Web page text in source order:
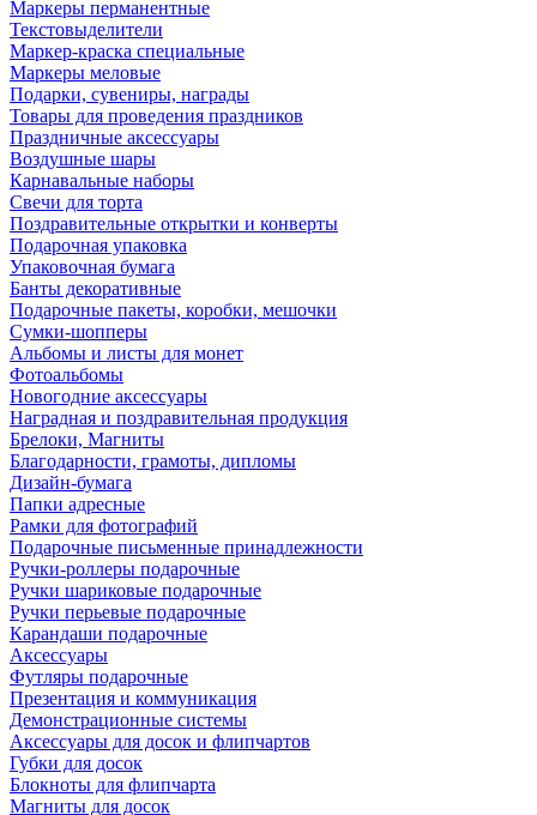
Маркеры перманентные
Текстовыделители
Маркер-краска специальные
Маркеры меловые
Подарки, сувениры, награды
Товары для проведения праздников
Праздничные аксессуары
Воздушные шары
Карнавальные наборы
Свечи для торта
Поздравительные открытки и конверты
Подарочная упаковка
Упаковочная бумага
Банты декоративные
Подарочные пакеты, коробки, мешочки
Сумки-шопперы
Альбомы и листы для монет
Фотоальбомы
Новогодние аксессуары
Наградная и поздравительная продукция
Брелоки, Магниты
Благодарности, грамоты, дипломы
Дизайн-бумага
Папки адресные
Рамки для фотографий
Подарочные письменные принадлежности
Ручки-роллеры подарочные
Ручки шариковые подарочные
Ручки перьевые подарочные
Карандаши подарочные
Аксессуары
Футляры подарочные
Презентация и коммуникация
Демонстрационные системы
Аксессуары для досок и флипчартов
Губки для досок
Блокноты для флипчарта
Магниты для досок